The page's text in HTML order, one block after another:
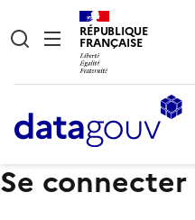
RÉPUBLIQUE
FRANÇAISE
Se connecter